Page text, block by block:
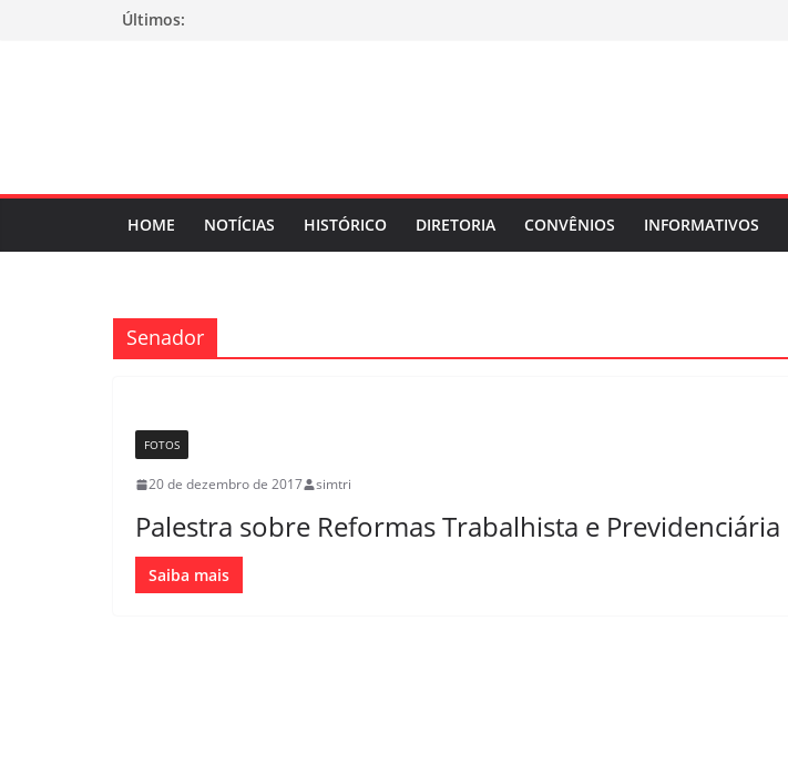
Últimos:
HOME NOTÍCIAS HISTÓRICO DIRETORIA CONVÊNIOS INFORMATIVOS
Senador
FOTOS
20 de dezembro de 2017 simtri
Palestra sobre Reformas Trabalhista e Previdenciária
Saiba mais